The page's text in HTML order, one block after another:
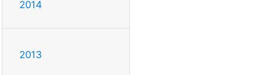
2014
2013